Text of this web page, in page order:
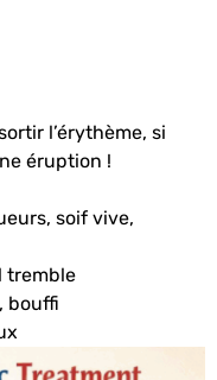
l’érythème, si
éruption !
soif vive,
tremble
bouffi